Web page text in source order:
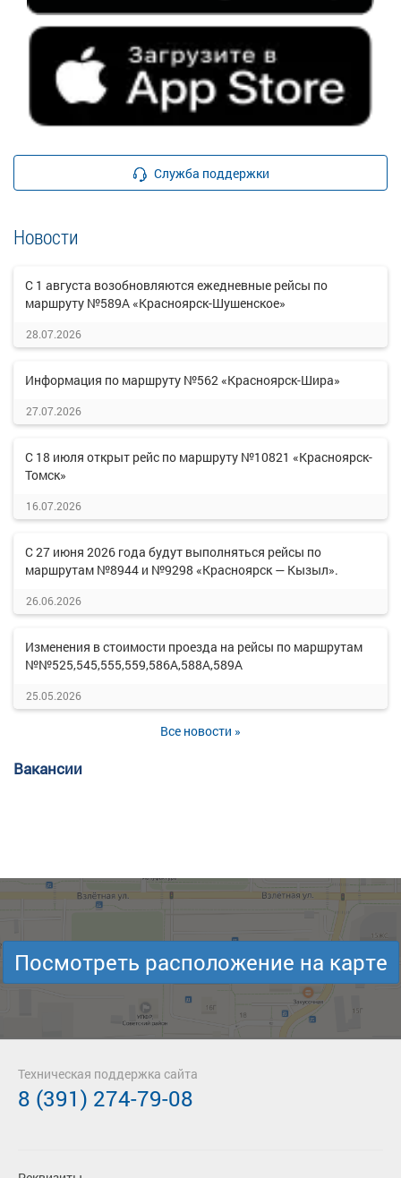
Служба поддержки
Новости
С 1 августа возобновляются ежедневные рейсы по
маршруту №589А «Красноярск-Шушенское»
28.07.2026
Информация по маршруту №562 «Красноярск-Шира»
27.07.2026
С 18 июля открыт рейс по маршруту №10821 «Красноярск-
Томск»
16.07.2026
С 27 июня 2026 года будут выполняться рейсы по
маршрутам №8944 и №9298 «Красноярск — Кызыл».
26.06.2026
Изменения в стоимости проезда на рейсы по маршрутам
№№525,545,555,559,586А,588А,589А
25.05.2026
Все новости »
Вакансии
Посмотреть расположение на карте
Техническая поддержка сайта
8 (391) 274-79-08